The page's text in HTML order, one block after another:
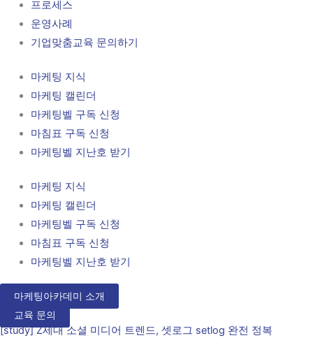
프로세스
운영사례
기업맞춤교육 문의하기
마케팅 지식
마케팅 캘린더
마케팅벨 구독 신청
마침표 구독 신청
마케팅벨 지난호 받기
마케팅 지식
마케팅 캘린더
마케팅벨 구독 신청
마침표 구독 신청
마케팅벨 지난호 받기
마케팅아카데미 소개
교육 문의
[study] Z세대 소셜 미디어 트렌드, 셋로그 setlog 완전 정복